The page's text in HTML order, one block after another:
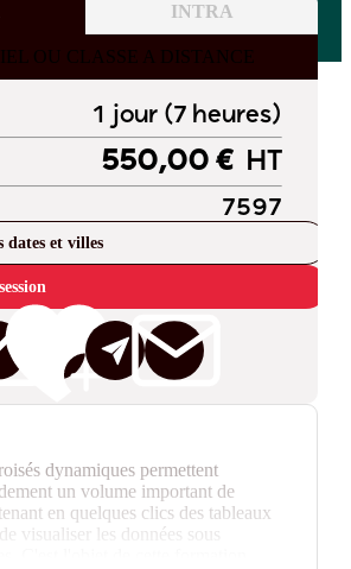
INTRA
OU CLASSE A DISTANCE
1 jour (7 heures)
550,00 € HT
7597
dates et villes
dynamiques permettent
un volume important de
en quelques clics des tableaux
visualiser les données sous